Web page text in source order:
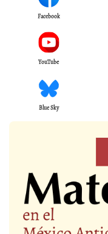
Facebook
YouTube
Blue Sky